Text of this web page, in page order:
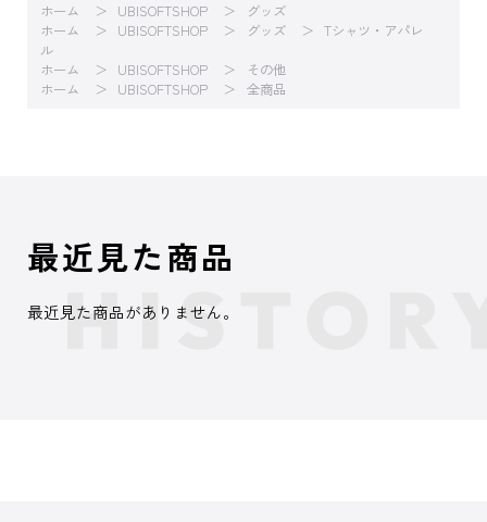
ホーム UBISOFTSHOP
グッズ
ホーム
UBISOFTSHOP グッズ
Tシャツ・アパレ
ル
ホーム
UBISOFTSHOP
その他
ホーム
UBISOFTSHOP 全商品
最近見た商品
最近見た商品がありません。